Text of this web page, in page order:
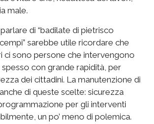
male.
di “badilate di pietrisco
sarebbe utile ricordare che
ci sono persone che intervengono
con grande rapidità, per
dei cittadini. La manutenzione di
di queste scelte: sicurezza
per gli interventi
un po’ meno di polemica.